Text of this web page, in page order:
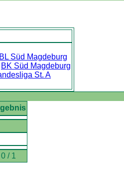
BL Süd Magdeburg
BK Süd Magdeburg
St. A
0 / 1